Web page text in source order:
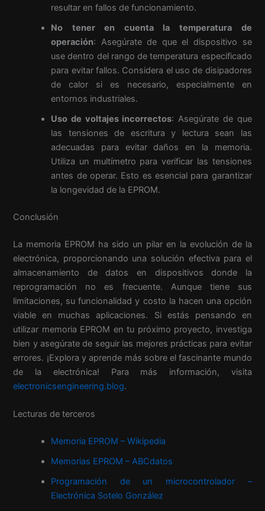
resultar en fallos de funcionamiento.
No tener en cuenta la temperatura de
operación: Asegúrate de que el dispositivo se
use dentro del rango de temperatura especificado
para evitar fallos. Considera el uso de disipadores
de calor si es necesario, especialmente en
entornos industriales.
Uso de voltajes incorrectos: Asegúrate de que
las tensiones de escritura y lectura sean las
adecuadas para evitar daños en la memoria.
Utiliza un multímetro para verificar las tensiones
antes de operar. Esto es esencial para garantizar
la longevidad de la EPROM.
Conclusión
La memoria EPROM ha sido un pilar en la evolución de la
electrónica, proporcionando una solución efectiva para el
almacenamiento de datos en dispositivos donde la
reprogramación no es frecuente. Aunque tiene sus
limitaciones, su funcionalidad y costo la hacen una opción
viable en muchas aplicaciones. Si estás pensando en
utilizar memoria EPROM en tu próximo proyecto, investiga
bien y asegúrate de seguir las mejores prácticas para evitar
errores. ¡Explora y aprende más sobre el fascinante mundo
de la electrónica! Para más información, visita
electronicsengineering.blog.
Lecturas de terceros
Memoria EPROM – Wikipedia
Memorias EPROM – ABCdatos
Programación de un microcontrolador –
Electrónica Sotelo González